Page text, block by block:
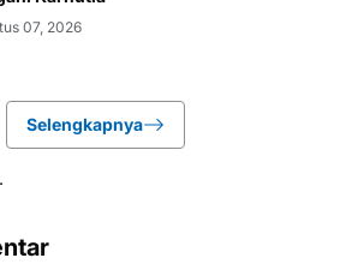
07, 2026
Selengkapnya